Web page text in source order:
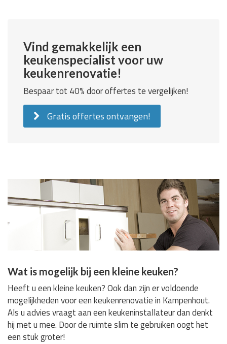
Vind gemakkelijk een
keukenspecialist voor uw
keukenrenovatie!
Bespaar tot 40% door offertes te vergelijken!
Gratis offertes ontvangen!
Wat is mogelijk bij een kleine keuken?
Heeft u een kleine keuken? Ook dan zijn er voldoende
mogelijkheden voor een keukenrenovatie in Kampenhout.
Als u advies vraagt aan een keukeninstallateur dan denkt
hij met u mee. Door de ruimte slim te gebruiken oogt het
een stuk groter!